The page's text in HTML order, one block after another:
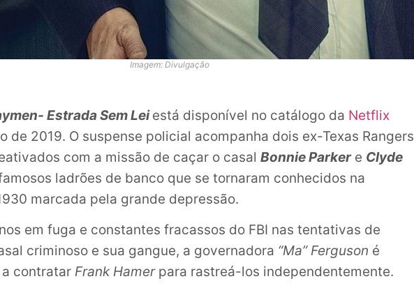
Imagem: Divulgação
Estrada Sem Leiestá disponível no catálogo da Netflix
de 2019. O suspense policial acompanha dois ex-Texas Rangers
com a missão de caçar o casal Bonnie Parkere Clyde
ladrões de banco que se tornaram conhecidos na
marcada pela grande depressão.
em fuga e constantes fracassos do FBI nas tentativas de
criminoso e sua gangue, a governadora “Ma” Ferguson é
contratar Frank Hamerpara rastreá-los independentemente.